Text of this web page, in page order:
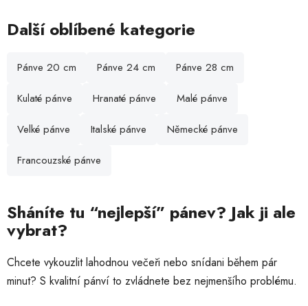
l
á
a
í
ý
p
u
Další oblíbené kategorie
Pánve 20 cm Pánve 24 cm Pánve 28 cm
Kulaté pánve Hranaté pánve Malé pánve
Velké pánve Italské pánve Německé pánve
Francouzské pánve
Sháníte tu “nejlepší” pánev? Jak ji ale
vybrat?
Chcete vykouzlit lahodnou večeři nebo snídani během pár
minut? S kvalitní pánví to zvládnete bez nejmenšího problému.